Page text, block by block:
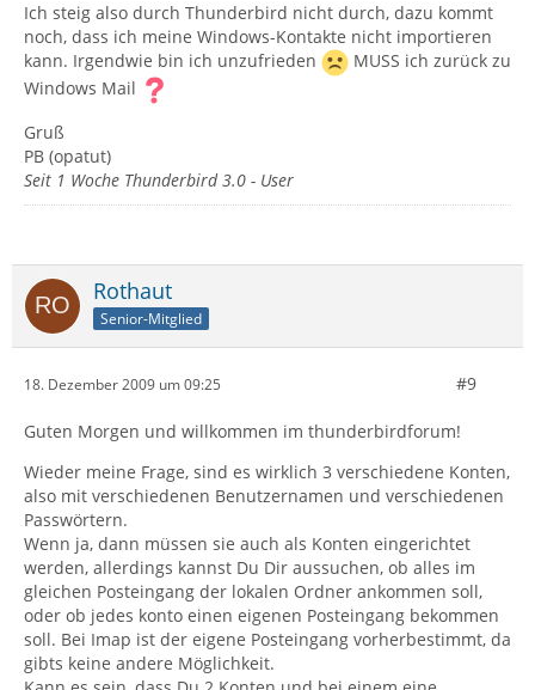
Ich steig also durch Thunderbird nicht durch, dazu kommt
noch, dass ich meine Windows-Kontakte nicht importieren
kann. Irgendwie bin ich unzufrieden
MUSS ich zurück zu
Windows Mail
Gruß
PB (opatut)
Seit 1 Woche Thunderbird 3.0 - User
Rothaut
Senior-Mitglied
18. Dezember 2009 um 09:25 #9
Guten Morgen und willkommen im thunderbirdforum!
Wieder meine Frage, sind es wirklich 3 verschiedene Konten,
also mit verschiedenen Benutzernamen und verschiedenen
Passwörtern.
Wenn ja, dann müssen sie auch als Konten eingerichtet
werden, allerdings kannst Du Dir aussuchen, ob alles im
gleichen Posteingang der lokalen Ordner ankommen soll,
oder ob jedes konto einen eigenen Posteingang bekommen
soll. Bei Imap ist der eigene Posteingang vorherbestimmt, da
gibts keine andere Möglichkeit.